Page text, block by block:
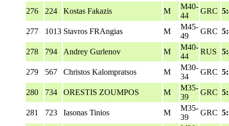
276 224 Kostas Fakazis M
M40-
44
GRC
277 1013 Stavros FRAngias M
M45-
49
GRC
278 794 Andrey Gurlenov M
M40-
44
RUS
279 567 Christos Kalompratsos M
M30-
34
GRC
280 734 ORESTIS ZOUMPOS M
M35-
39
GRC
281 723 Iasonas Tinios M
M35-
39
GRC